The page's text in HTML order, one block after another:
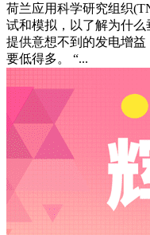
荷兰应用科学研究组织
试和模拟，以了解为什
提供意想不到的发电增
要低得多。 “...